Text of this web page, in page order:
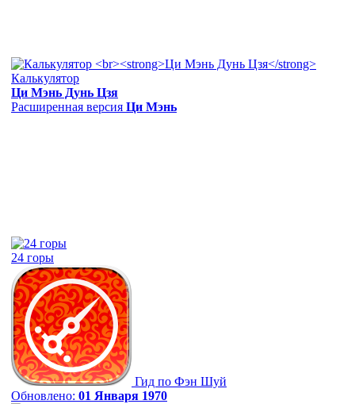
Калькулятор
Ци Мэнь Дунь Цзя
Расширенная версия Ци Мэнь
24 горы
Гид по Фэн Шуй
Обновлено: 01 Января 1970